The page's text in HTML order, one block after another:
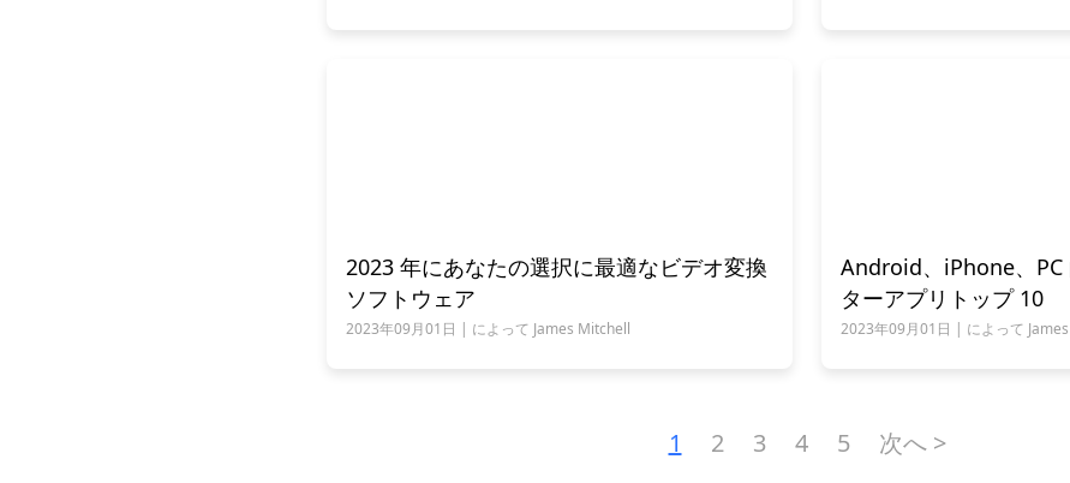
2023 年にあなたの選択に最適なビデオ変換
ソフトウェア
2023年09月01日 | によって James Mitchell
Android、iPhone、PC
ターアプリトップ 10
2023年09月01日 | によって
1 2 3 4 5 次へ >